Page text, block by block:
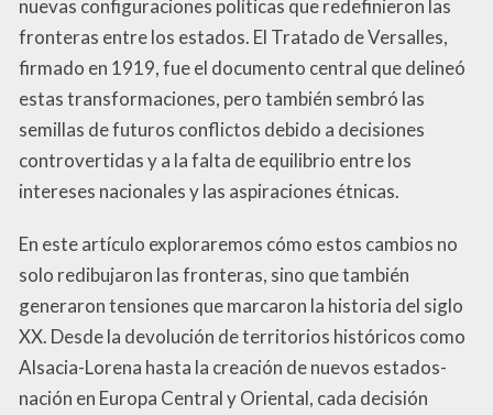
nuevas configuraciones políticas que redefinieron las
fronteras entre los estados. El Tratado de Versalles,
firmado en 1919, fue el documento central que delineó
estas transformaciones, pero también sembró las
semillas de futuros conflictos debido a decisiones
controvertidas y a la falta de equilibrio entre los
intereses nacionales y las aspiraciones étnicas.
En este artículo exploraremos cómo estos cambios no
solo redibujaron las fronteras, sino que también
generaron tensiones que marcaron la historia del siglo
XX. Desde la devolución de territorios históricos como
Alsacia-Lorena hasta la creación de nuevos estados-
nación en Europa Central y Oriental, cada decisión